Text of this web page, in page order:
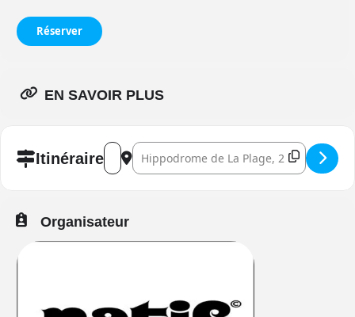
Réserver
EN SAVOIR PLUS
ItinéraireAddress - Natif Festival 2024 []
Destination Address - Natif Festival 2024
Organisateur